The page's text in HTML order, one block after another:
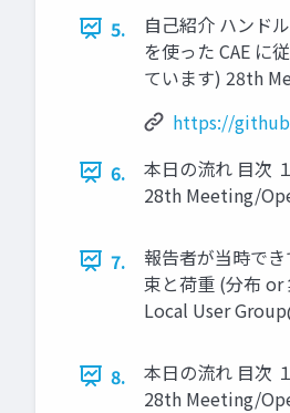
5.
自己紹介 ハンド
を使った CAE に
ています) 28th
https://
6.
本日の流れ 目次
28th Meeting/
7.
報告者が当時で
束と荷重 (分布
Local User
8.
本日の流れ 目次
28th Meeting/